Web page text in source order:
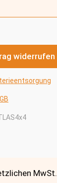
widerrufen
MwSt.